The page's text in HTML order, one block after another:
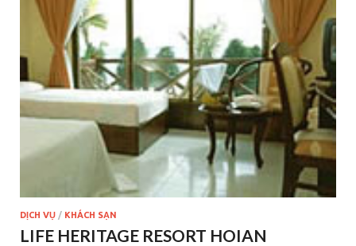
DỊCH VỤ / KHÁCH SẠN
LIFE HERITAGE RESORT HOIAN